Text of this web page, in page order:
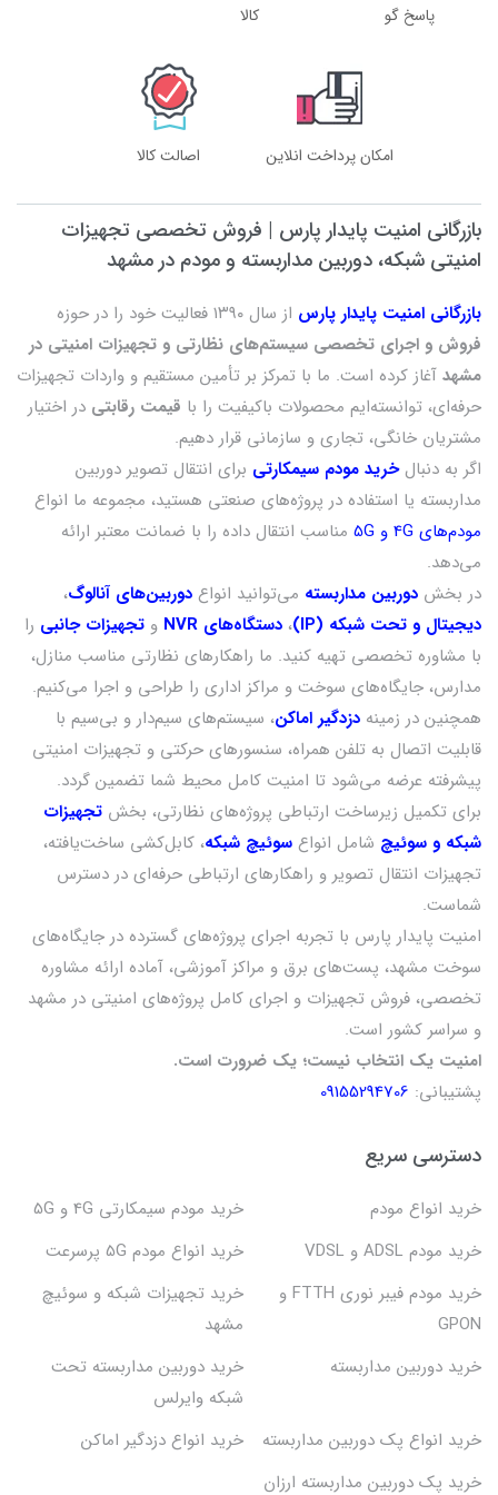
افزایش امنیت و نظارت بر فعالیت‌ها و محیط‌های مختلف استفاده
می‌شوند. این پکیج‌ها می‌توانند شامل انواع مختلفی از دوربین‌ها با
مداربسته IP در بازرگانی امنیت پایدار عبارتند از:
پکیج دوربین 2 عددی تحت شبکه
پکیج دوربین 6 عددی تحت شبکه
پکیج دوربین 8 عددی تحت شبکه
قیمت پکیج دوربین مدار بسته تحت شبکه
دوربین‌های مداربسته تحت شبکه یا IP، یک راهکار امنیتی پیشرفته
هستند که از طریق شبکه اینترنت کار می‌کنند. این دوربین‌ها معمولاً
کیفیت تصویر بالایی دارند و امکان نظارت از راه دور را فراهم می‌کنند.
قیمت پکیج‌های دوربین مداربسته تحت شبکه بسته به عوامل
متعددی مانند برند، تعداد دوربین‌ها، کیفیت تصویر و قابلیت‌های
اضافی متغیر است.
عوامل موثر بر قیمت پکیج‌های دوربین مداربسته تحت شبکه
برند دوربین‌ها: برندهای مختلف مانند هایک ویژن، داهوا و
سامسونگ قیمت‌های متفاوتی دارند. برندهای معتبر معمولاً
گران‌تر هستند اما کیفیت بالاتری ارائه می‌دهند.
تعداد دوربین‌ها: پکیج‌هایی که تعداد بیشتری دوربین دارند،
معمولاً گران‌تر هستند. پکیج‌های ۴، ۸ و ۱۶ دوربین از جمله
گزینه‌های رایج هستند.
قیمت بالاتری دارند.
قابلیت‌های اضافی: برخی دوربین‌ها قابلیت‌های ویژه‌ای مانند
دید در شب، تشخیص حرکت و ضبط صدا دارند که می‌تواند بر
قیمت تاثیر بگذارد.
لوازم جانبی: پکیج‌ها ممکن است شامل لوازم جانبی مانند هارد
دیسک برای ذخیره‌سازی تصاویر، کابل‌ها و منبع تغذیه باشند
نمونه‌هایی از قیمت‌ها
پکیج ۴ دوربین فول اچ دی: حدود 4,222,222 تومان
پکیج ۸ دوربین ۴K: حدود 8,790,000 تومان
پکیج ۱۶ دوربین فول اچ دی: حدود 12,500,000 تومان
نکات مهم برای خرید
نیازهای خود را مشخص کنید: ابتدا تعداد دوربین‌ها و کیفیت
تصویر مورد نیاز خود را تعیین کنید.
مقایسه برندها و محصولات: برندهای مختلف را مقایسه کنید و
نظرات کاربران را بخوانید.
پاسخ گو
کالا
امکان پرداخت انلاین اصالت کالا
بازرگانی امنیت پایدار پارس | فروش تخصصی تجهیزات
امنیتی شبکه، دوربین مداربسته و مودم در مشهد
بازرگانی امنیت پایدار پارس از سال ۱۳۹۰ فعالیت خود را در حوزه
فروش و اجرای تخصصی سیستم‌های نظارتی و تجهیزات امنیتی در
مشهد آغاز کرده است. ما با تمرکز بر تأمین مستقیم و واردات تجهیزات
حرفه‌ای، توانسته‌ایم محصولات باکیفیت را با قیمت رقابتی در اختیار
مشتریان خانگی، تجاری و سازمانی قرار دهیم.
اگر به دنبالخرید مودم سیمکارتی برای انتقال تصویر دوربین
مداربسته یا استفاده در پروژه‌های صنعتی هستید، مجموعه ما انواع
مودم‌های 4G و 5G
مناسب انتقال داده را با ضمانت معتبر ارائه
می‌دهد.
در بخش دوربین مداربسته می‌توانید انواع دوربین‌های آنالوگ،
دیجیتال و تحت شبکه (IP)
، دستگاه‌های NVR و تجهیزات جانبی را
با مشاوره تخصصی تهیه کنید. ما راهکارهای نظارتی مناسب منازل،
مدارس، جایگاه‌های سوخت و مراکز اداری را طراحی و اجرا می‌کنیم.
همچنین در زمینه دزدگیر اماکن، سیستم‌های سیم‌دار و بی‌سیم با
قابلیت اتصال به تلفن همراه، سنسورهای حرکتی و تجهیزات امنیتی
پیشرفته عرضه می‌شود تا امنیت کامل محیط شما تضمین گردد.
برای تکمیل زیرساخت ارتباطی پروژه‌های نظارتی، بخش تجهیزات
شبکه و سوئیچ شامل انواع سوئیچ شبکه، کابل‌کشی ساخت‌یافته،
تجهیزات انتقال تصویر و راهکارهای ارتباطی حرفه‌ای در دسترس
شماست.
امنیت پایدار پارس با تجربه اجرای پروژه‌های گسترده در جایگاه‌های
سوخت مشهد، پست‌های برق و مراکز آموزشی، آماده ارائه مشاوره
تخصصی، فروش تجهیزات و اجرای کامل پروژه‌های امنیتی در مشهد
و سراسر کشور است.
امنیت یک انتخاب نیست؛ یک ضرورت است.
پشتیبانی: 09155294706
دسترسی سریع
خرید انواع مودم
خرید مودم سیمکارتی 4G و 5G
خرید مودم ADSL و VDSL
خرید انواع مودم 5G پرسرعت
خرید مودم فیبر نوری FTTH و
GPON
خرید تجهیزات شبکه و سوئیچ
مشهد
خرید دوربین مداربسته
خرید دوربین مداربسته تحت
شبکه وایرلس
خرید انواع پک دوربین مداربسته
خرید انواع دزدگیر اماکن
خرید پک دوربین مداربسته ارزان